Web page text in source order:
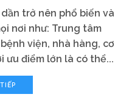
trở nên phổ biến và
nơi như: Trung tâm
viện, nhà hàng, cơ
ưu điểm lớn là có thể...